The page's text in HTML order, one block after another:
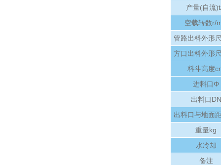
产量(自流
空载转数r/
管路出料外形
方口出料外形
料斗高度
进料口Φ
出料口DN
出料口与地面
重量kg
水冷却
备注